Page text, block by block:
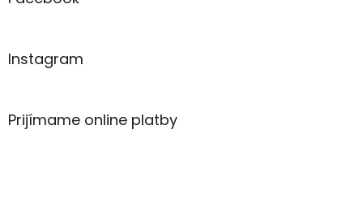
Instagram
Prijímame online platby